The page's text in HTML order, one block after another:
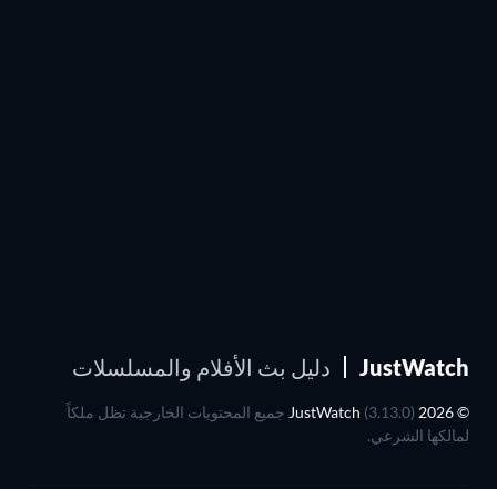
JustWatch دليل بث الأفلام والمسلسلات
(3.13.0) جميع المحتويات الخارجية تظل ملكاً
لمالكها الشرعي.